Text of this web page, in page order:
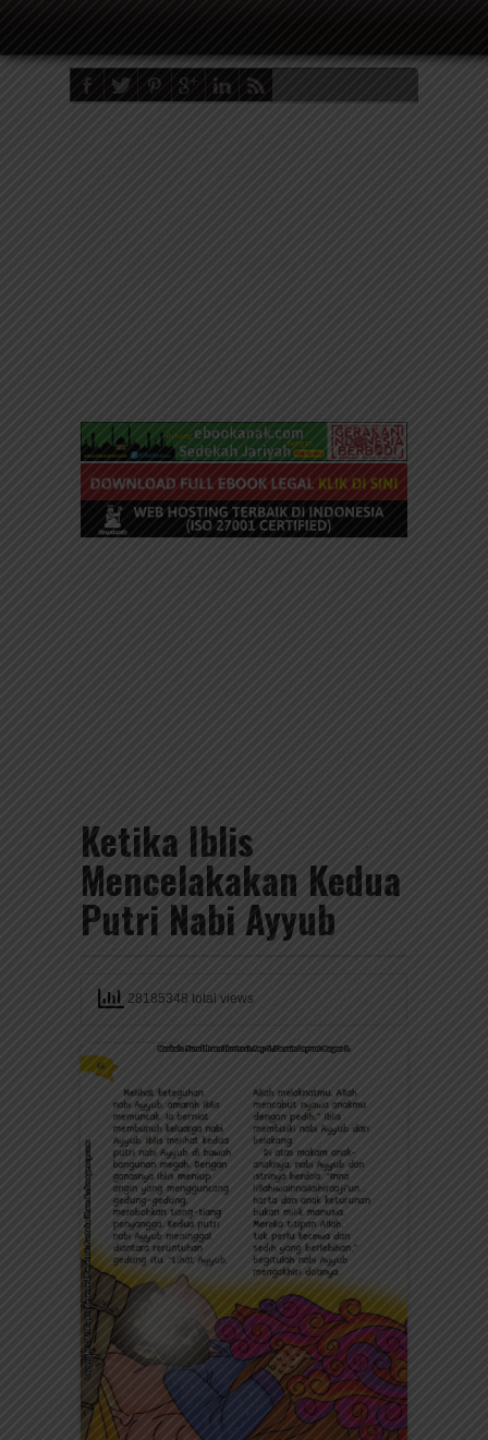
Ketika Iblis
Mencelakakan Kedua
Putri Nabi Ayyub
28185348 total views